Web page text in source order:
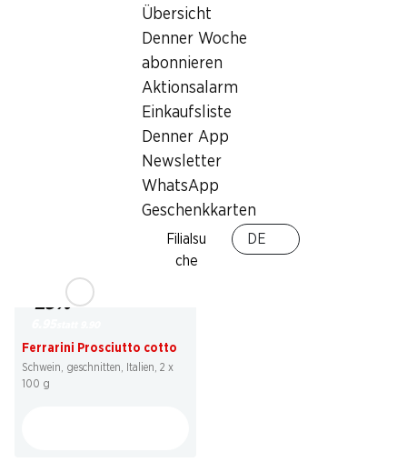
Übersicht
Denner Woche
abonnieren
Aktionsalarm
Einkaufsliste
Denner App
Newsletter
WhatsApp
Geschenkkarten
Filialsu
che
DE
Denner BBQ Grillspiessli
mariniert, Schwein, Schweiz, 2 x ca.
6.90
Felder Chäswürstli
4 x 130 g
29%
Ferrarini Prosciutto cotto
Schwein, geschnitten, Italien, 2 x
100 g